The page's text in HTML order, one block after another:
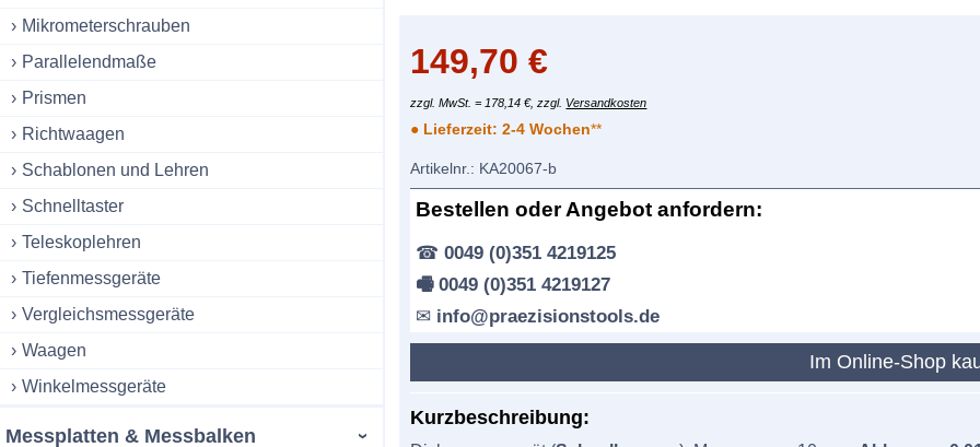
149,70€
zzgl. MwSt. = 178,14 €, zzgl. Versandkosten
● Lieferzeit:2-4 Wochen**
Artikelnr.: KA20067-b
Bestellen oder Angebot anfordern:
☎0049 (0)351 4219125
🖷 0049 (0)351 4219127
✉ info@praezisionstools.de
Im Online-Shop
Kurzbeschreibung:
Mikrometerschrauben
Parallelendmaße
Prismen
Richtwaagen
Schablonen und Lehren
Schnelltaster
Teleskoplehren
Tiefenmessgeräte
Vergleichsmessgeräte
Waagen
Winkelmessgeräte
Messplatten & Messbalken